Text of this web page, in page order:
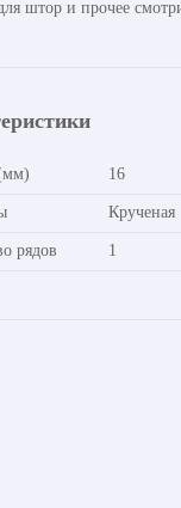
штор и прочее
16
Крученая
рядов 1